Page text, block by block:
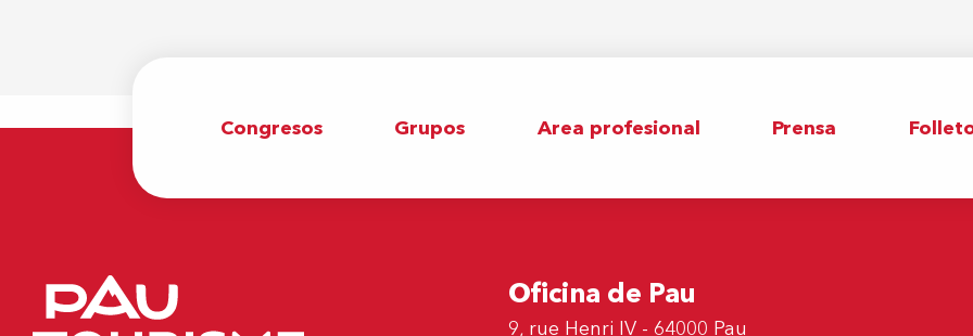
Congresos Grupos Area profesional Prensa
Oficina de Pau
9, rue Henri IV - 64000 Pau